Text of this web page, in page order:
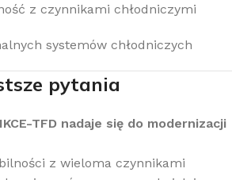
z czynnikami chłodniczymi
systemów chłodniczych
pytania
TFD nadaje się do modernizacji
z wieloma czynnikami